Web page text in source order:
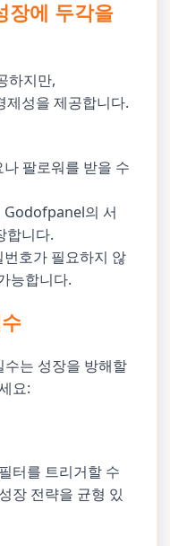
에 두각을
하지만,
성을 제공합니다.
팔로워를 받을 수
Godofpanel의 서
합니다.
번호가 필요하지 않
능합니다.
는 성장을 방해할
요:
터를 트리거할 수
장 전략을 균형 있